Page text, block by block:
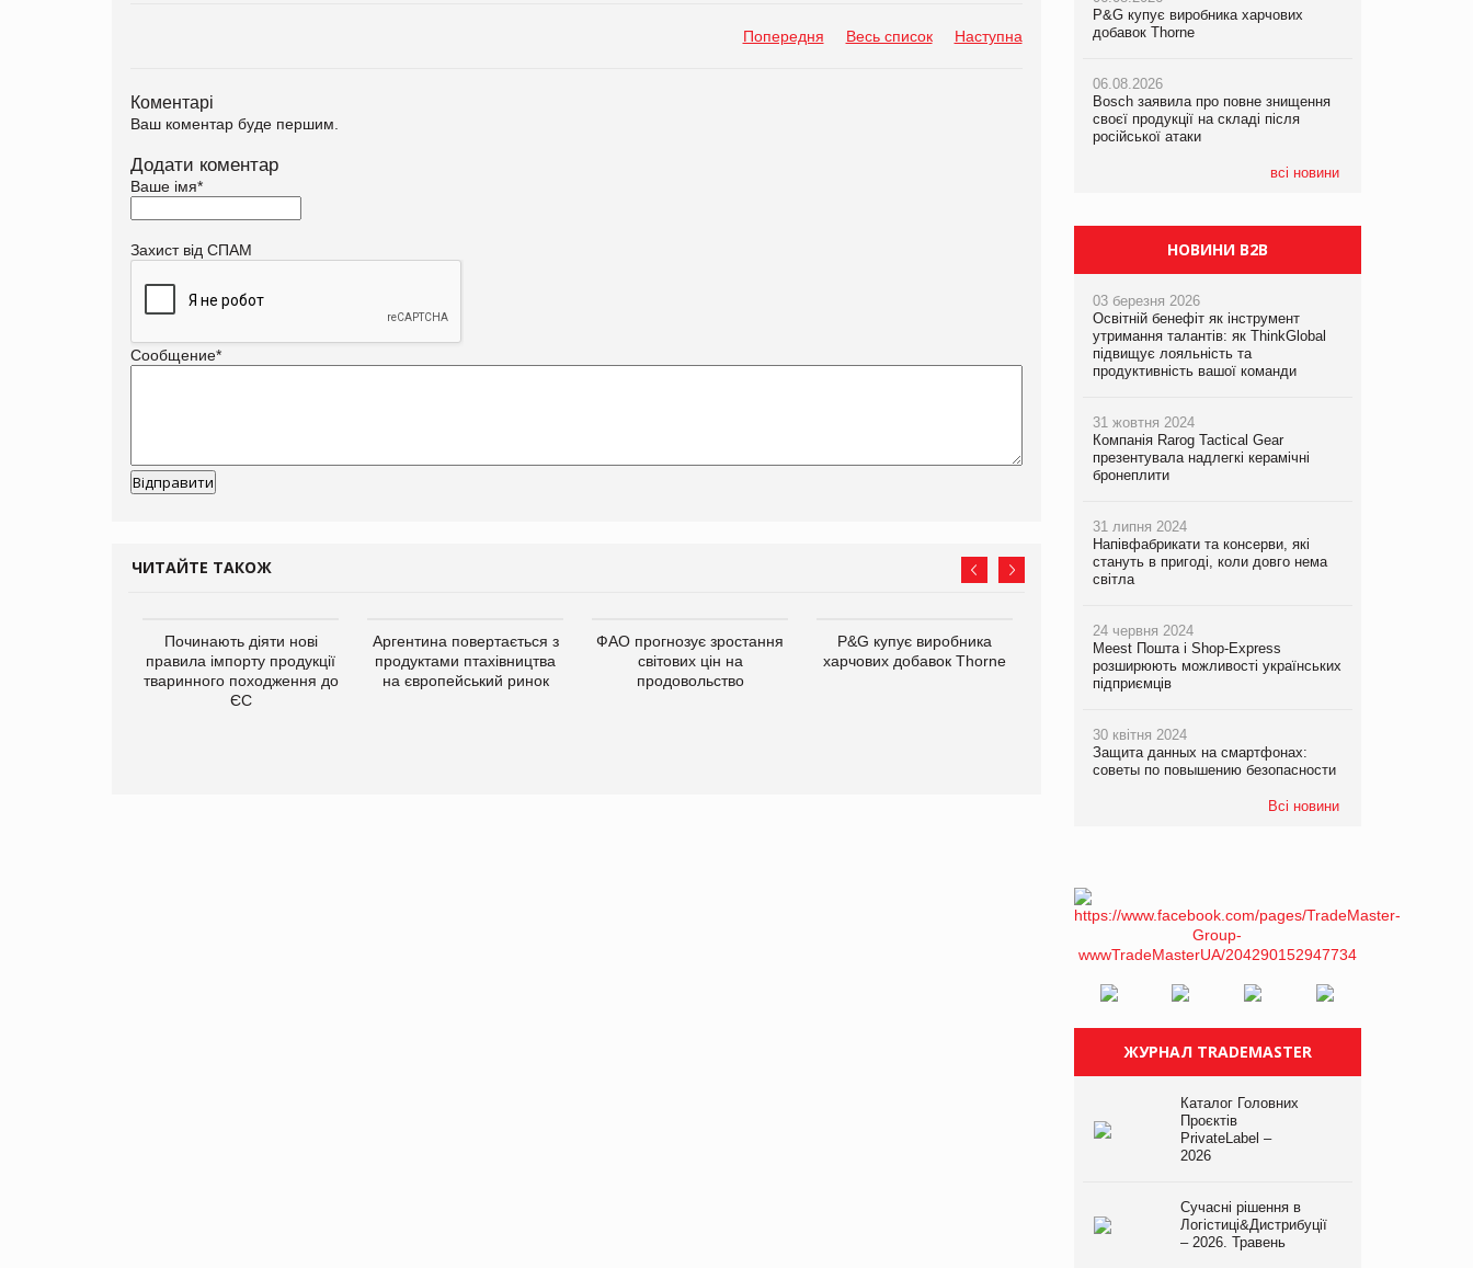
Попередня Весь список Наступна
Коментарі
Ваш коментар буде першим.
Додати коментар
Ваше імя*
Захист від СПАМ
Сообщение*
ЧИТАЙТЕ ТАКОЖ
Починають діяти нові
правила імпорту продукції
тваринного походження до
ЄС
Аргентина повертається з
продуктами птахівництва
на європейський ринок
ФАО прогнозує зростання
світових цін на
продовольство
P&G купує виробника
харчових добавок Thorne
Bosch заявила про повне
знищення своєї продукції
на складі після російської
хвостатих: у VARUS
P&G купує виробника харчових
добавок Thorne
06.08.2026
Bosch заявила про повне знищення
своєї продукції на складі після
російської атаки
всі новини
у VARUS з’явилися новинки від ТМ
ТОКЕРИ
Сергій Лісунов про заморожені
P&G купує виробника харчових
добавок Thorne
06.08.2026
Bosch заявила про повне знищення
своєї продукції на складі після
російської атаки
НОВИНИ B2B
03 березня 2026
Освітній бенефіт як інструмент
утримання талантів: як ThinkGlobal
підвищує лояльність та
продуктивність вашої команди
31 жовтня 2024
Компанія Rarog Tactical Gear
презентувала надлегкі керамічні
бронеплити
31 липня 2024
Напівфабрикати та консерви, які
стануть в пригоді, коли довго нема
світла
24 червня 2024
Meest Пошта і Shop-Express
розширюють можливості українських
підприємців
30 квітня 2024
Защита данных на смартфонах:
советы по повышению безопасности
Всі новини
ЖУРНАЛ TRADEMASTER
Каталог Головних
Проєктів
PrivateLabel –
2026
Сучасні рішення в
Логістиці&Дистрибуції
– 2026. Травень